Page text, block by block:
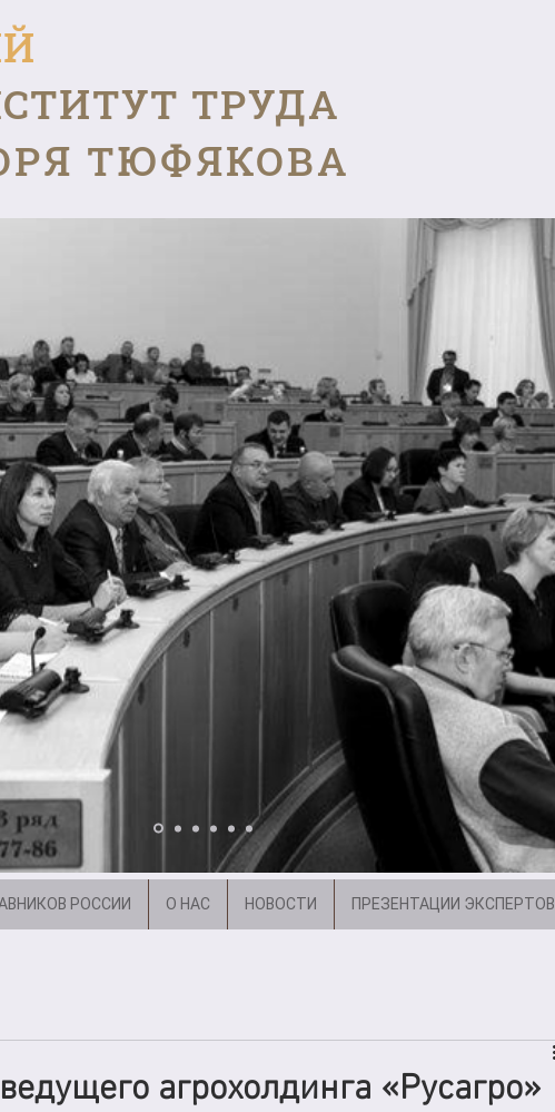
ТРУДА
ТЮФЯКОВА
агрохолдинга «Русагро»
РОССИИ О НАС НОВОСТИ ПРЕЗЕНТАЦИИ ЭКСПЕРТОВ